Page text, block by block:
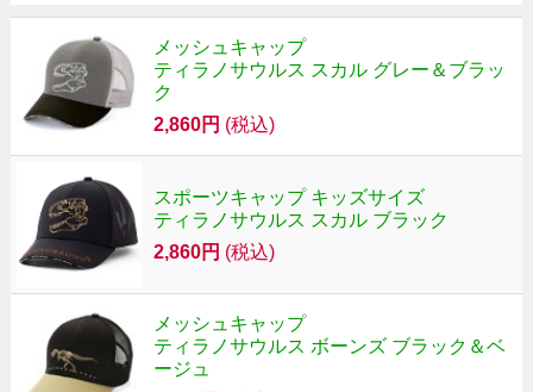
メッシュキャップ
ティラノサウルス スカル グレー＆ブラッ
ク
2,860円 (税込)
スポーツキャップ キッズサイズ
ティラノサウルス スカル ブラック
2,860円 (税込)
メッシュキャップ
ティラノサウルス ボーンズ ブラック＆ベ
ージュ